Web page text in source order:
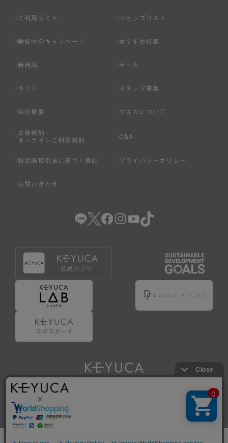
ご利用ガイド ショップリスト
開催中のキャンペーン おすすめ特集
新商品 セール
ギフト スタッフ募集
会社概要 ケユカについて
会員規約・
オンラインご利用規約
Q&A
特定商取引法に基づく表記 プライバシーポリシー
お問い合わせ
Copyright © KAWAJUN Co., Ltd. All Rights Reserved.